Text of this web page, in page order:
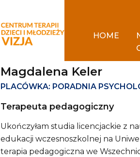
HOME
Magdalena Keler
PLACÓWKA: PORADNIA
Terapeuta pedagogiczny
Ukończyłam studia licencjackie z
edukacji wczesnoszkolnej na
terapia pedagogiczna we